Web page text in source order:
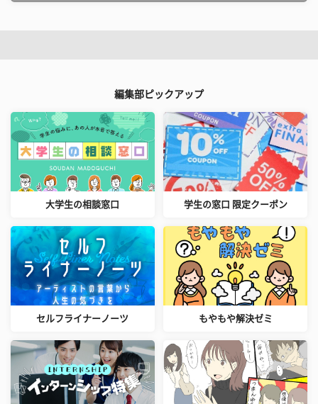
編集部ピックアップ
大学生の相談窓口 学生の窓口 限定クーポン
セルフライナーノーツ もやもや解決ゼミ